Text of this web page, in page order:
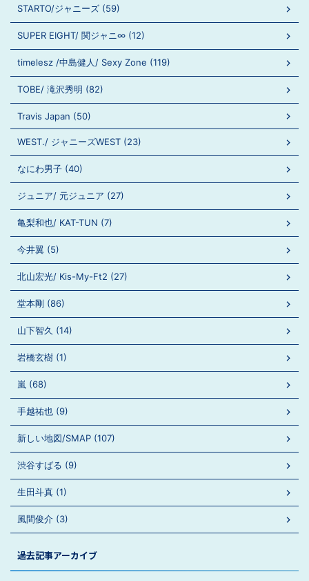
STARTO/ジャニーズ (59)
SUPER EIGHT/ 関ジャニ∞ (12)
timelesz /中島健人/ Sexy Zone (119)
TOBE/ 滝沢秀明 (82)
Travis Japan (50)
WEST./ ジャニーズWEST (23)
なにわ男子 (40)
ジュニア/ 元ジュニア (27)
亀梨和也/ KAT-TUN (7)
今井翼 (5)
北山宏光/ Kis-My-Ft2 (27)
堂本剛 (86)
山下智久 (14)
岩橋玄樹 (1)
嵐 (68)
手越祐也 (9)
新しい地図/SMAP (107)
渋谷すばる (9)
生田斗真 (1)
風間俊介 (3)
過去記事アーカイブ